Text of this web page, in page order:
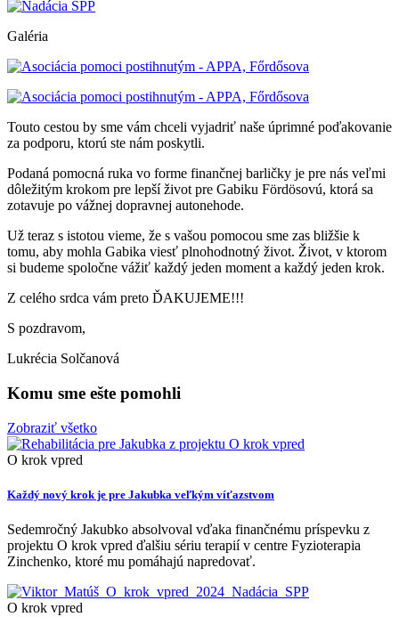
Galéria
Touto cestou by sme vám chceli vyjadriť naše úprimné poďakovanie
za podporu, ktorú ste nám poskytli.
Podaná pomocná ruka vo forme finančnej barličky je pre nás veľmi
dôležitým krokom pre lepší život pre Gabiku Fördösovú, ktorá sa
zotavuje po vážnej dopravnej autonehode.
Už teraz s istotou vieme, že s vašou pomocou sme zas bližšie k
tomu, aby mohla Gabika viesť plnohodnotný život. Život, v ktorom
si budeme spoločne vážiť každý jeden moment a každý jeden krok.
Z celého srdca vám preto ĎAKUJEME!!!
S pozdravom,
Lukrécia Solčanová
Komu sme ešte pomohli
Zobraziť všetko
O krok vpred
Každý nový krok je pre Jakubka veľkým víťazstvom
Sedemročný Jakubko absolvoval vďaka finančnému príspevku z
projektu O krok vpred ďalšiu sériu terapií v centre Fyzioterapia
Zinchenko, ktoré mu pomáhajú napredovať.
O krok vpred